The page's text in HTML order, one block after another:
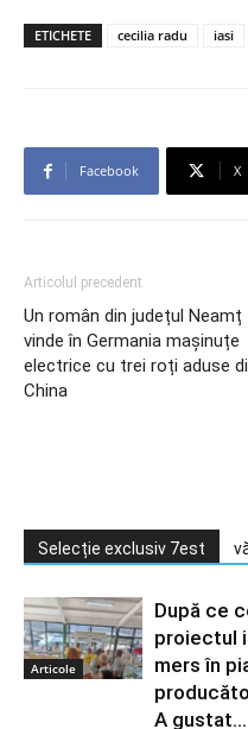
ETICHETE cecilia radu iasi
Facebook X
Articolul precedent
Un român din județul Neamț
vinde în Germania mașinuțe
electrice cu trei roți aduse
China
Selecție exclusiv 7est
Articole
După ce
proiectul
mers în
A gustat...